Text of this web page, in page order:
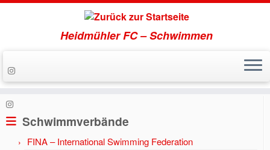
Zum
Inhalt
Heidmühler FC – Schwimmen
Start » Registrierung
Schwimmverbände
FINA – International Swimming Federation